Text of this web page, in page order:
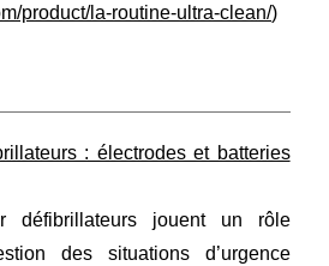
product/la-routine-ultra-clean/)
: électrodes et batteries
défibrillateurs jouent un rôle
des situations d’urgence